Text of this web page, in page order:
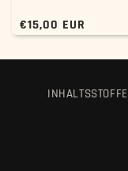
i
e
Normaler
€15,00 EUR
INHALTSSTOFFE